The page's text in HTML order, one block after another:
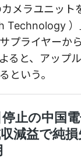
メラユニット
Technology
プライヤーか
ると、アップ
という。